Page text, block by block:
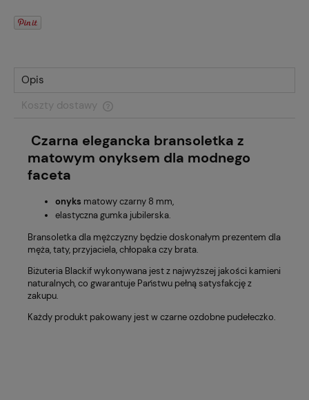
Opis
Koszty dostawy
Cena nie zawiera ewentualnych kosztów płatności
Czarna elegancka bransoletka z
matowym onyksem dla modnego
faceta
onyks matowy czarny 8 mm,
elastyczna gumka jubilerska.
Bransoletka dla mężczyzny będzie doskonałym prezentem dla
męża, taty, przyjaciela, chłopaka czy brata.
Biżuteria Blackif wykonywana jest z najwyższej jakości kamieni
naturalnych, co gwarantuje Państwu pełną satysfakcję z
zakupu.
Każdy produkt pakowany jest w czarne ozdobne pudełeczko.